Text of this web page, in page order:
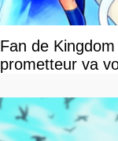
Fan de
prometteur va